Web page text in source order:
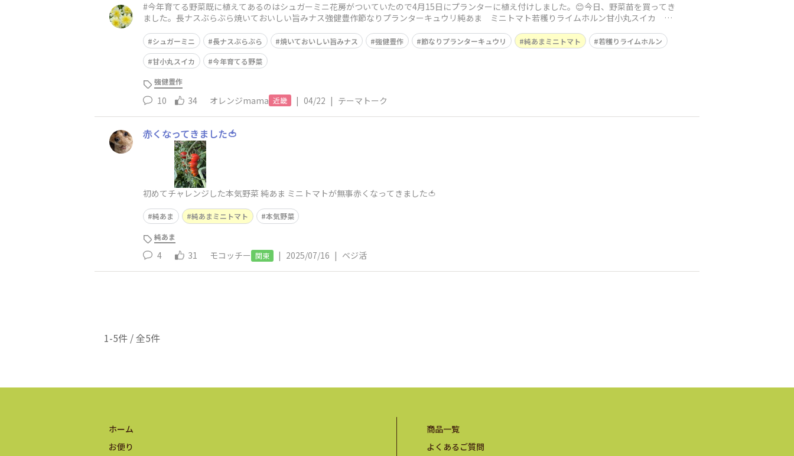
#今年育てる野菜既に植えてあるのはシュガーミニ花房がついていたので4月15日にプランターに植え付けしました。😊今日、野菜苗を買ってき
ました。長ナスぶらぶら焼いておいしい旨みナス強健豊作節なりプランターキュウリ純あま ミニトマト若穫りライムホルン甘小丸スイカ …
シュガーミニ 長ナスぶらぶら 焼いておいしい旨みナス 強健豊作 節なりプランターキュウリ 純あまミニトマト
若穫りライムホルン
甘小丸スイカ
今年育てる野菜
強健豊作
10 34 オレンジmama 近畿 | 04/22 | テーマトーク
赤くなってきました🍅
初めてチャレンジした本気野菜 純あま ミニトマトが無事赤くなってきました🍅
純あま 純あまミニトマト 本気野菜
純あま
4 31 モコッチー 関東 | 2025/07/16 | ベジ活
1-5件 / 全5件
ホーム
お便り
商品一覧
よくあるご質問